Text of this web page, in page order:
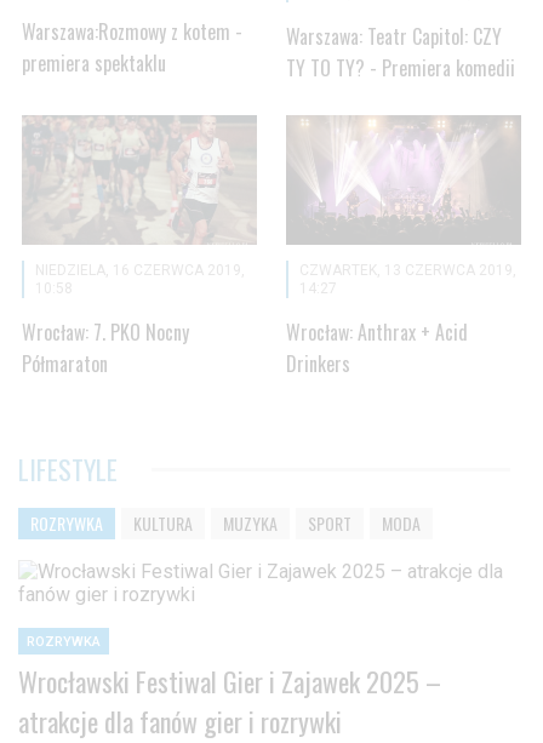
Warszawa:Rozmowy z kotem -
premiera spektaklu
Warszawa: Teatr Capitol: CZY
TY TO TY? - Premiera komedii
NIEDZIELA, 16 CZERWCA 2019,
10:58
Wrocław: 7. PKO Nocny
Półmaraton
CZWARTEK, 13 CZERWCA 2019,
14:27
Wrocław: Anthrax + Acid
Drinkers
LIFESTYLE
ROZRYWKA KULTURA MUZYKA SPORT MODA
ROZRYWKA
Wrocławski Festiwal Gier i Zajawek 2025 –
atrakcje dla fanów gier i rozrywki